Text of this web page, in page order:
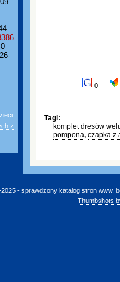
z
0
Tagi:
komplet dresów
pompona, czapka z
2025 - sprawdzony katalog stron www,
Thumbshots